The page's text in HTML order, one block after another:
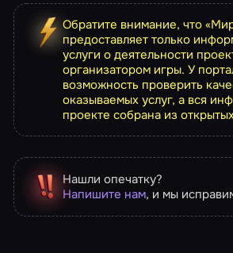
Обратите внимание, что
предоставляет только
услуги о деятельности
организатором игры. У
возможность проверить
оказываемых услуг, а вся
проекте собрана из
Нашли опечатку?
Напишите нам, и мы